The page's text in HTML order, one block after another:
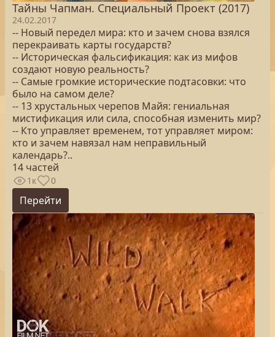
Тайны Чапман. Специальный Проект (2017)
24.02.2017
-- Новый передел мира: кто и зачем снова взялся
перекраивать карты государств?
-- Историческая фальсификация: как из мифов
создают новую реальность?
-- Самые громкие исторические подтасовки: что
было на самом деле?
-- 13 хрустальных черепов Майя: гениальная
мистификация или сила, способная изменить мир?
-- Кто управляет временем, тот управляет миром:
кто и зачем навязал нам неправильный
календарь?..
14 частей
1к 0
Перейти